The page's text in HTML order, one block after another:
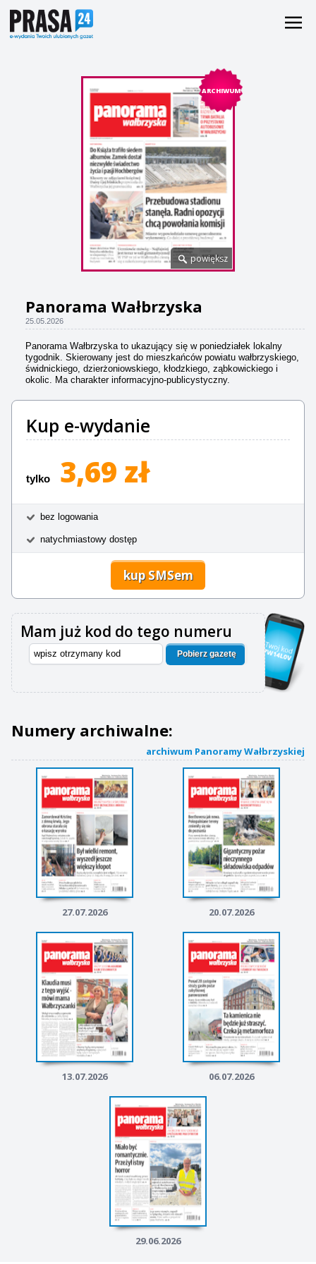
ARCHIWUM
powiększ
Panorama Wałbrzyska
25.05.2026
Panorama Wałbrzyska to ukazujący się w poniedziałek lokalny
tygodnik. Skierowany jest do mieszkańców powiatu wałbrzyskiego,
świdnickiego, dzierżoniowskiego, kłodzkiego, ząbkowickiego i
okolic. Ma charakter informacyjno-publicystyczny.
Kup e-wydanie
tylko 3,69 zł
bez logowania
natychmiastowy dostęp
kup SMSem
Mam już kod do tego numeru
Pobierz gazetę
Numery archiwalne:
archiwum Panoramy Wałbrzyskiej
27.07.2026 20.07.2026
13.07.2026 06.07.2026
29.06.2026